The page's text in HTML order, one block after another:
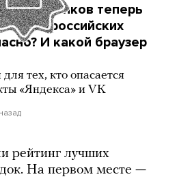
банков теперь
в российских
И какой браузер
тех, кто опасается
«Яндекса» и VK
рейтинг лучших
На первом месте —